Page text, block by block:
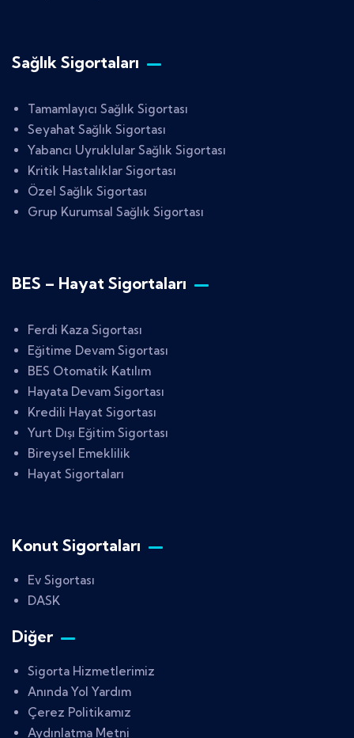
Sağlık Sigortaları
Tamamlayıcı Sağlık Sigortası
Seyahat Sağlık Sigortası
Yabancı Uyruklular Sağlık Sigortası
Kritik Hastalıklar Sigortası
Özel Sağlık Sigortası
Grup Kurumsal Sağlık Sigortası
BES – Hayat Sigortaları
Ferdi Kaza Sigortası
Eğitime Devam Sigortası
BES Otomatik Katılım
Hayata Devam Sigortası
Kredili Hayat Sigortası
Yurt Dışı Eğitim Sigortası
Bireysel Emeklilik
Hayat Sigortaları
Konut Sigortaları
Ev Sigortası
DASK
Diğer
Sigorta Hizmetlerimiz
Anında Yol Yardım
Çerez Politikamız
Aydınlatma Metni